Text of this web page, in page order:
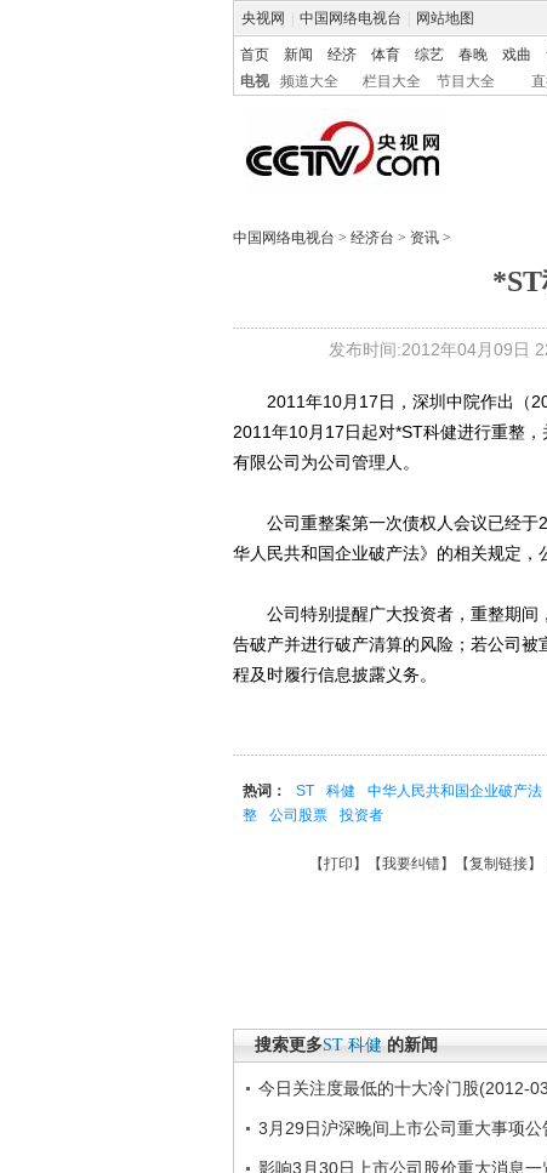
央视网 中国网络电视台 网站地图
首页 新闻 经济 体育 综艺 春晚 戏曲
电视
频道大全 栏目大全 节目大全
中国网络电视台 > 经济台 > 资讯 >
发布时间:2012年04月09日
2011年10月17日，深圳中院作出（
2011年10月17日起对*ST科健进行重整
有限公司为公司管理人。
公司重整案第一次债权人会议已经于
华人民共和国企业破产法》的相关规定，
公司特别提醒广大投资者，重整期间
告破产并进行破产清算的风险；若公司
程及时履行信息披露义务。
热词： ST 科健 中华人民共和国企业破产法
整
公司股票 投资者
【打印 】【我要纠错】【复制链接】
搜索更多ST 科健 的新闻
今日关注度最低的十大冷门股(2012-
3月29日沪深晚间上市公司重大事项公
影响3月30日上市公司股价重大消息一